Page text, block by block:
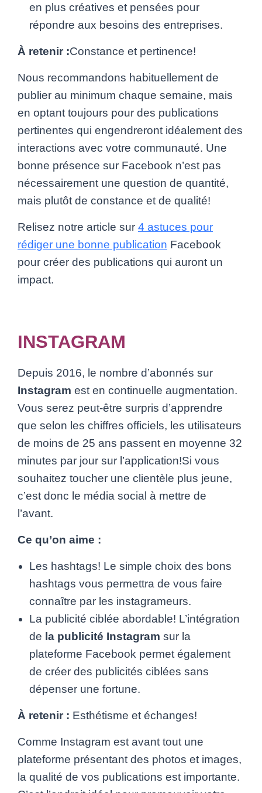
en plus créatives et pensées pour
répondre aux besoins des entreprises.
À retenir :Constance et pertinence!
Nous recommandons habituellement de
publier au minimum chaque semaine, mais
en optant toujours pour des publications
pertinentes qui engendreront idéalement des
interactions avec votre communauté. Une
bonne présence sur Facebook n’est pas
nécessairement une question de quantité,
mais plutôt de constance et de qualité!
Relisez notre article sur 4 astuces pour
rédiger une bonne publication Facebook
pour créer des publications qui auront un
impact.
INSTAGRAM
Depuis 2016, le nombre d’abonnés sur
Instagram est en continuelle augmentation.
Vous serez peut-être surpris d’apprendre
que selon les chiffres officiels, les utilisateurs
de moins de 25 ans passent en moyenne 32
minutes par jour sur l’application!Si vous
souhaitez toucher une clientèle plus jeune,
c’est donc le média social à mettre de
l’avant.
Ce qu’on aime :
Les hashtags! Le simple choix des bons
hashtags vous permettra de vous faire
connaître par les instagrameurs.
La publicité ciblée abordable! L’intégration
de la publicité Instagram sur la
plateforme Facebook permet également
de créer des publicités ciblées sans
dépenser une fortune.
À retenir : Esthétisme et échanges!
Comme Instagram est avant tout une
plateforme présentant des photos et images,
la qualité de vos publications est importante.